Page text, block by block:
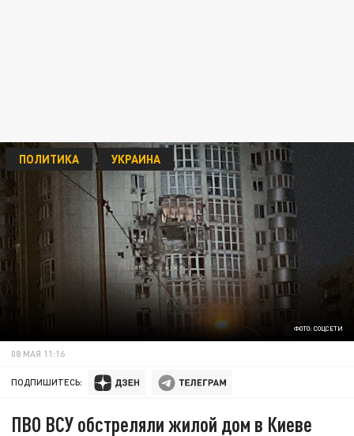
ФОТО: СОЦСЕТИ
ПОЛИТИКА УКРАИНА
08 МАЯ 11:16
ПОДПИШИТЕСЬ:
ПВО ВСУ обстреляли жилой дом в Киеве